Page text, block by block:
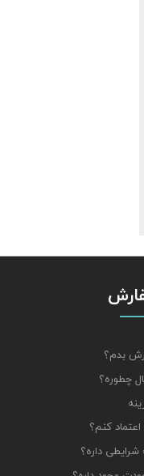
بدم؟
چطوره؟
کنم؟
داره؟